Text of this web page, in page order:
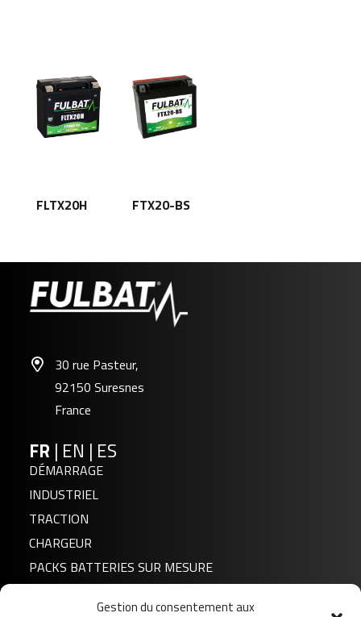
Gestion du consentement aux
FLTX20H FTX20-BS
30 rue Pasteur,
92150 Suresnes
France
FR | EN | ES
DÉMARRAGE
INDUSTRIEL
TRACTION
CHARGEUR
PACKS BATTERIES SUR MESURE